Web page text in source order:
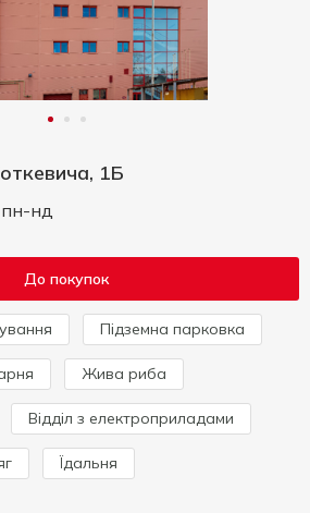
1Б
пн-нд
До покупок
Підземна парковка
Жива риба
Відділ з електроприладами
Їдальня